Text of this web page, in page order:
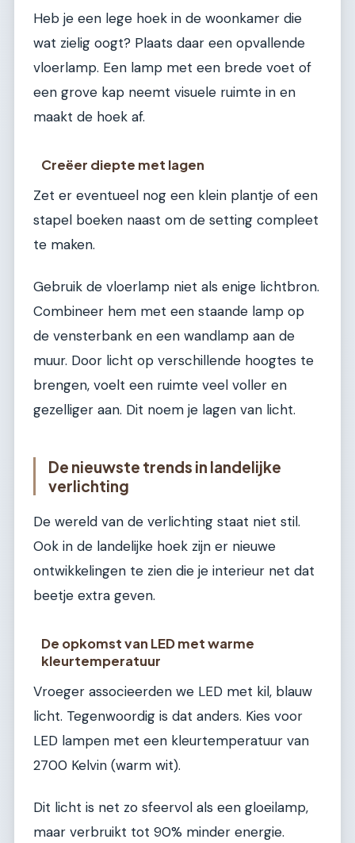
Heb je een lege hoek in de woonkamer die
wat zielig oogt? Plaats daar een opvallende
vloerlamp. Een lamp met een brede voet of
een grove kap neemt visuele ruimte in en
maakt de hoek af.
Creëer diepte met lagen
Zet er eventueel nog een klein plantje of een
stapel boeken naast om de setting compleet
te maken.
Gebruik de vloerlamp niet als enige lichtbron.
Combineer hem met een staande lamp op
de vensterbank en een wandlamp aan de
muur. Door licht op verschillende hoogtes te
brengen, voelt een ruimte veel voller en
gezelliger aan. Dit noem je lagen van licht.
De nieuwste trends in landelijke
verlichting
De wereld van de verlichting staat niet stil.
Ook in de landelijke hoek zijn er nieuwe
ontwikkelingen te zien die je interieur net dat
beetje extra geven.
De opkomst van LED met warme
kleurtemperatuur
Vroeger associeerden we LED met kil, blauw
licht. Tegenwoordig is dat anders. Kies voor
LED lampen met een kleurtemperatuur van
2700 Kelvin (warm wit).
Dit licht is net zo sfeervol als een gloeilamp,
maar verbruikt tot 90% minder energie.